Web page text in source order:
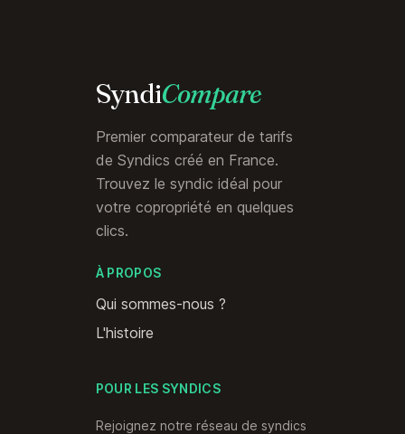
SyndiCompare
Premier comparateur de tarifs
de Syndics créé en France.
Trouvez le syndic idéal pour
votre copropriété en quelques
clics.
À PROPOS
Qui sommes-nous ?
L'histoire
POUR LES SYNDICS
Rejoignez notre réseau de syndics